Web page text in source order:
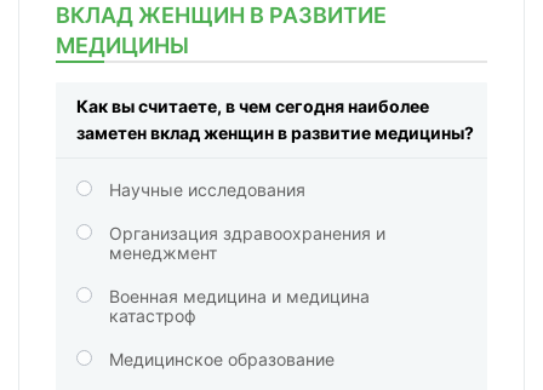
ВКЛАД ЖЕНЩИН В РАЗВИТИЕ
МЕДИЦИНЫ
Как вы считаете, в чем сегодня наиболее
заметен вклад женщин в развитие медицины?
Научные исследования
Организация здравоохранения и
менеджмент
Военная медицина и медицина
катастроф
Медицинское образование